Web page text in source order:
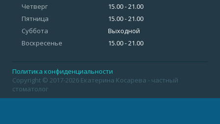
Четверг
Пятница
Суббота
Воскресенье
15.00 - 21.00
15.00 - 21.00
Выходной
15.00 - 21.00
Политика конфиденциальности
Copyright © 2017-2026 Екатерина Косарева - частный
стоматолог